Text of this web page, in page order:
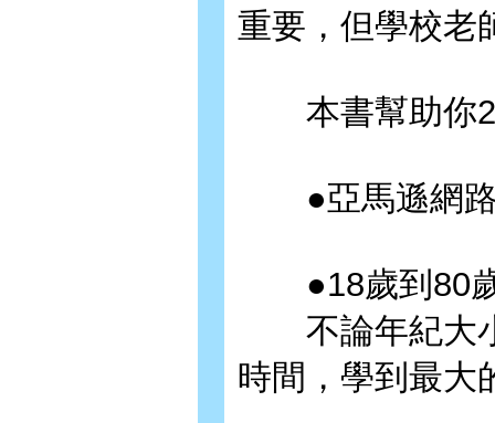
重要，但學校老
本書幫助你2
●亞馬遜網路
●18歲到80歲
不論年紀大小
時間，學到最大